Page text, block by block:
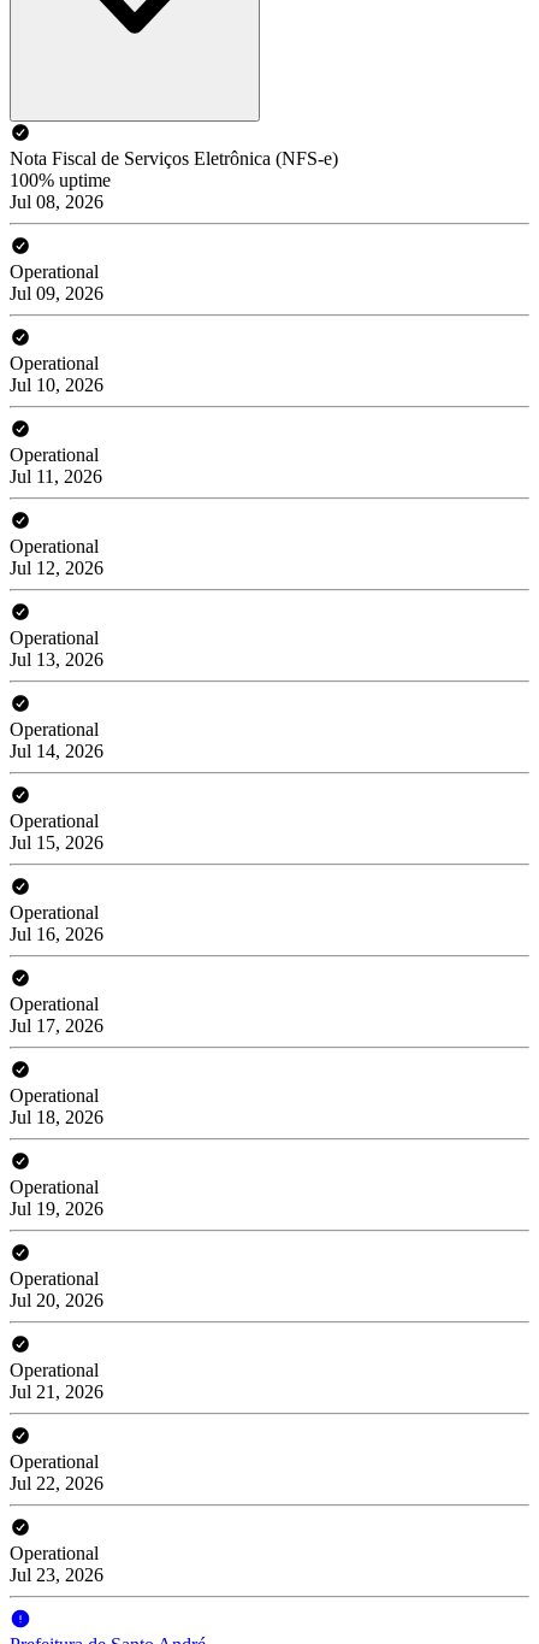
Nota Fiscal de Serviços Eletrônica (NFS-e)
100% uptime
Jul 08, 2026
Operational
Jul 09, 2026
Operational
Jul 10, 2026
Operational
Jul 11, 2026
Operational
Jul 12, 2026
Operational
Jul 13, 2026
Operational
Jul 14, 2026
Operational
Jul 15, 2026
Operational
Jul 16, 2026
Operational
Jul 17, 2026
Operational
Jul 18, 2026
Operational
Jul 19, 2026
Operational
Jul 20, 2026
Operational
Jul 21, 2026
Operational
Jul 22, 2026
Operational
Jul 23, 2026